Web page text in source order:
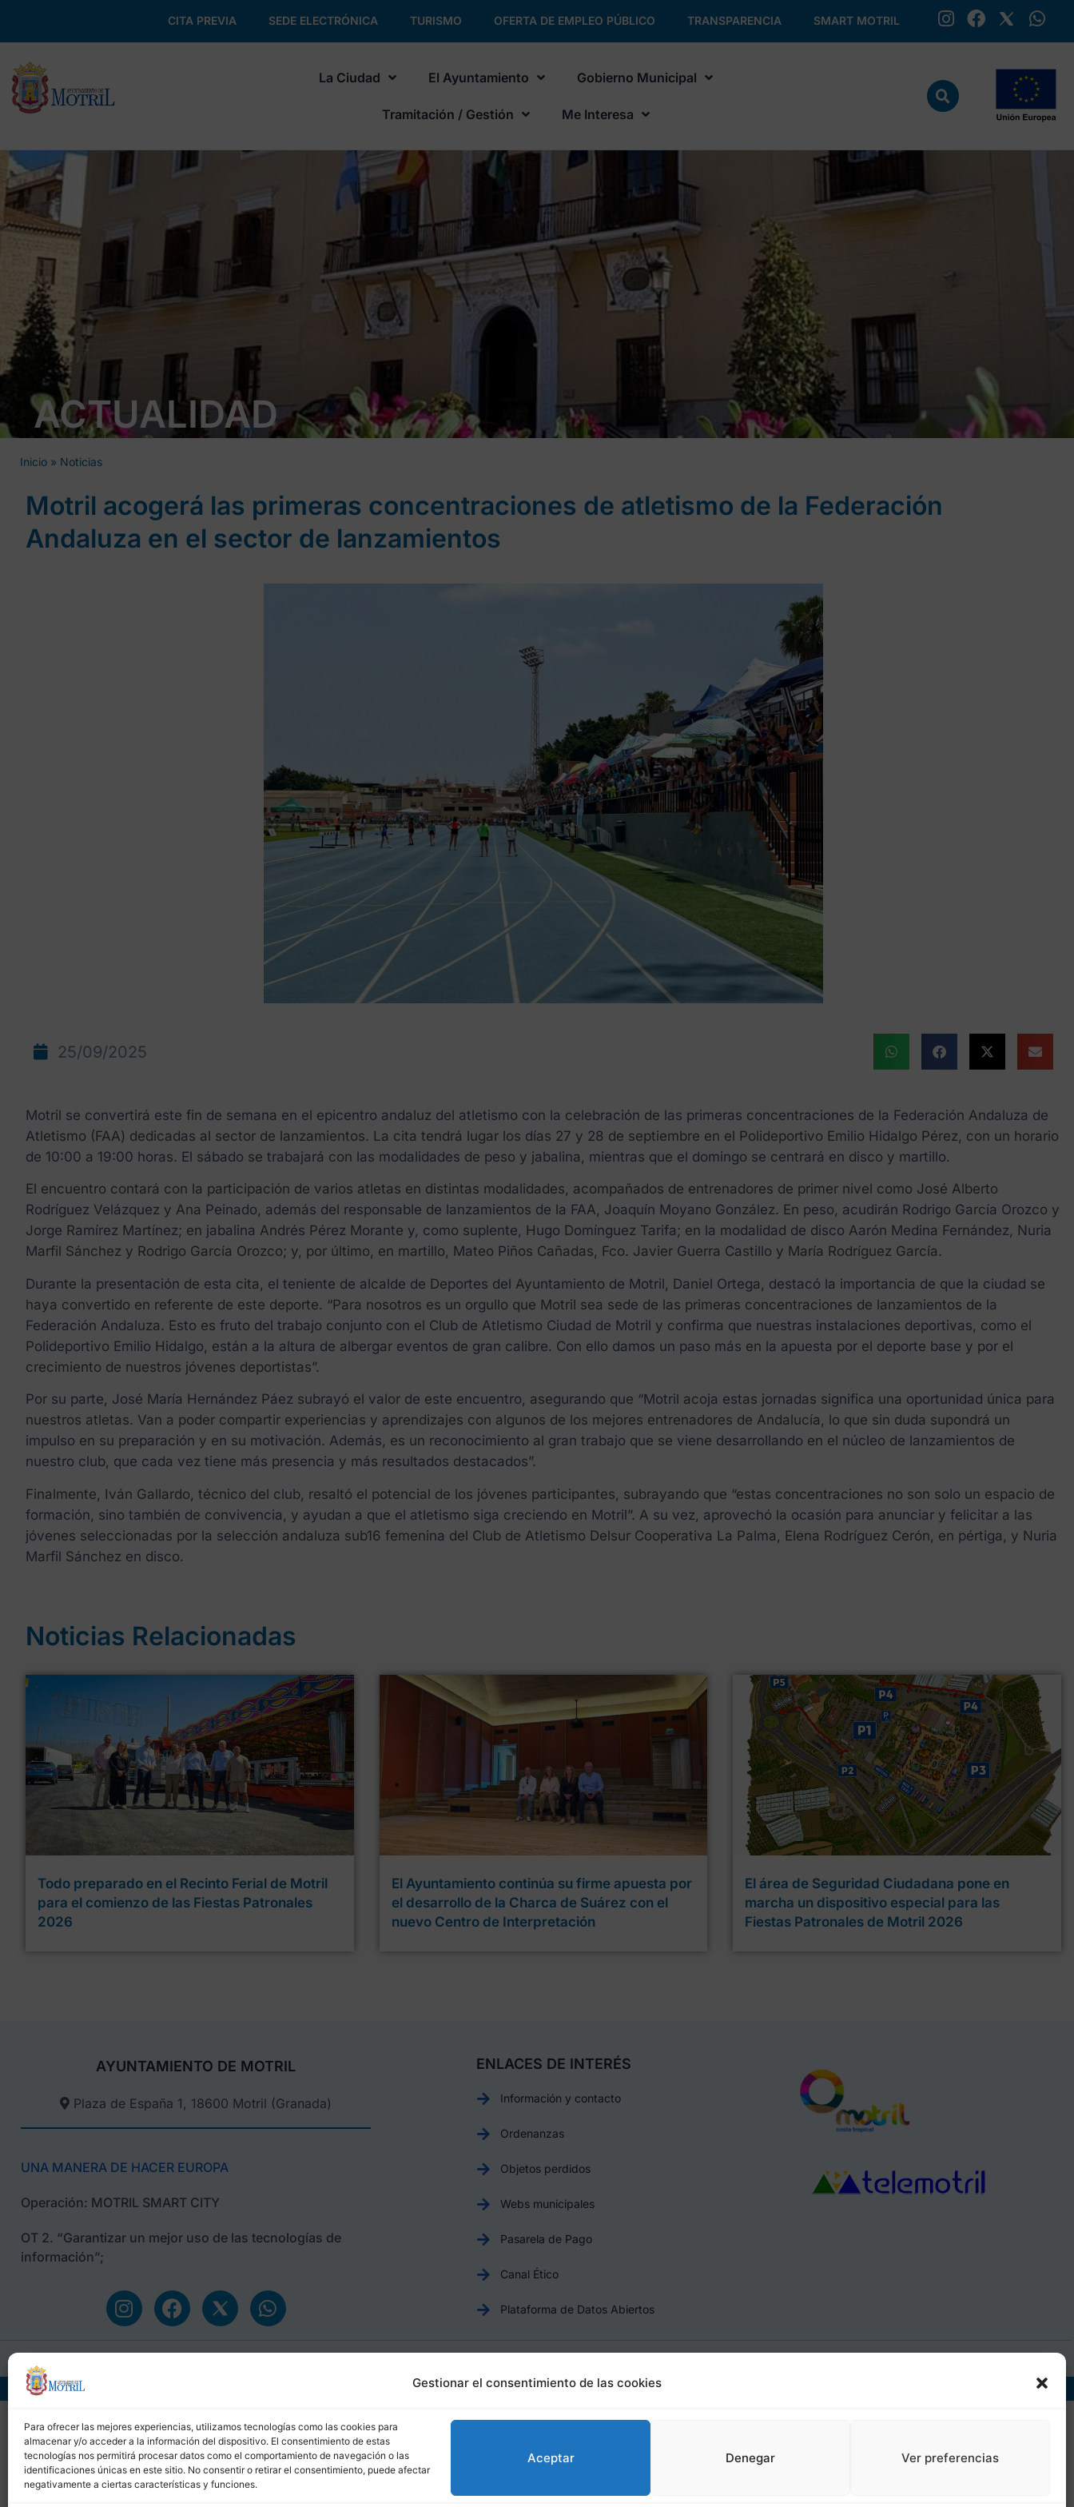
Gestionar el consentimiento de las cookies
Para ofrecer las mejores experiencias, utilizamos tecnologías como las cookies para
almacenar y/o acceder a la información del dispositivo. El consentimiento de estas
tecnologías nos permitirá procesar datos como el comportamiento de navegación o las
identificaciones únicas en este sitio. No consentir o retirar el consentimiento, puede afectar
negativamente a ciertas características y funciones.
Aceptar Denegar Ver preferencias
CITA PREVIA SEDE ELECTRÓNICA TURISMO OFERTA DE EMPLEO PÚBLICO TRANSPARENCIA SMART MOTRIL
La Ciudad El Ayuntamiento Gobierno Municipal
Tramitación / Gestión Me Interesa
ACTUALIDAD
Inicio » Noticias
Motril acogerá las primeras concentraciones de atletismo de la Federación
Andaluza en el sector de lanzamientos
25/09/2025
Motril se convertirá este fin de semana en el epicentro andaluz del atletismo con la celebración de las primeras concentraciones de la Federación Andaluza de
Atletismo (FAA) dedicadas al sector de lanzamientos. La cita tendrá lugar los días 27 y 28 de septiembre en el Polideportivo Emilio Hidalgo Pérez, con un horario
de 10:00 a 19:00 horas. El sábado se trabajará con las modalidades de peso y jabalina, mientras que el domingo se centrará en disco y martillo.
El encuentro contará con la participación de varios atletas en distintas modalidades, acompañados de entrenadores de primer nivel como José Alberto
Rodríguez Velázquez y Ana Peinado, además del responsable de lanzamientos de la FAA, Joaquín Moyano González. En peso, acudirán Rodrigo García Orozco y
Jorge Ramírez Martínez; en jabalina Andrés Pérez Morante y, como suplente, Hugo Domínguez Tarifa; en la modalidad de disco Aarón Medina Fernández, Nuria
Marfil Sánchez y Rodrigo García Orozco; y, por último, en martillo, Mateo Piños Cañadas, Fco. Javier Guerra Castillo y María Rodríguez García.
Durante la presentación de esta cita, el teniente de alcalde de Deportes del Ayuntamiento de Motril, Daniel Ortega, destacó la importancia de que la ciudad se
haya convertido en referente de este deporte. “Para nosotros es un orgullo que Motril sea sede de las primeras concentraciones de lanzamientos de la
Federación Andaluza. Esto es fruto del trabajo conjunto con el Club de Atletismo Ciudad de Motril y confirma que nuestras instalaciones deportivas, como el
Polideportivo Emilio Hidalgo, están a la altura de albergar eventos de gran calibre. Con ello damos un paso más en la apuesta por el deporte base y por el
crecimiento de nuestros jóvenes deportistas”.
Por su parte, José María Hernández Páez subrayó el valor de este encuentro, asegurando que “Motril acoja estas jornadas significa una oportunidad única para
nuestros atletas. Van a poder compartir experiencias y aprendizajes con algunos de los mejores entrenadores de Andalucía, lo que sin duda supondrá un
impulso en su preparación y en su motivación. Además, es un reconocimiento al gran trabajo que se viene desarrollando en el núcleo de lanzamientos de
nuestro club, que cada vez tiene más presencia y más resultados destacados”.
Finalmente, Iván Gallardo, técnico del club, resaltó el potencial de los jóvenes participantes, subrayando que “estas concentraciones no son solo un espacio de
formación, sino también de convivencia, y ayudan a que el atletismo siga creciendo en Motril”. A su vez, aprovechó la ocasión para anunciar y felicitar a las
jóvenes seleccionadas por la selección andaluza sub16 femenina del Club de Atletismo Delsur Cooperativa La Palma, Elena Rodríguez Cerón, en pértiga, y Nuria
Marfil Sánchez en disco.
Noticias Relacionadas
Todo preparado en el Recinto Ferial de Motril
para el comienzo de las Fiestas Patronales
2026
El Ayuntamiento continúa su firme apuesta por
el desarrollo de la Charca de Suárez con el
nuevo Centro de Interpretación
El área de Seguridad Ciudadana pone en
marcha un dispositivo especial para las
Fiestas Patronales de Motril 2026
AYUNTAMIENTO DE MOTRIL
Plaza de España 1, 18600 Motril (Granada)​
UNA MANERA DE HACER EUROPA
Operación: MOTRIL SMART CITY
OT 2. “Garantizar un mejor uso de las tecnologías de
información”;
ENLACES DE INTERÉS
Información y contacto
Ordenanzas
Objetos perdidos
Webs municipales
Pasarela de Pago
Canal Ético
Plataforma de Datos Abiertos
Ayuntamiento de Motril, Plaza de España, 1, 18600, Motril, (Granada), CIF: P1814200J, DIR3: L01181400